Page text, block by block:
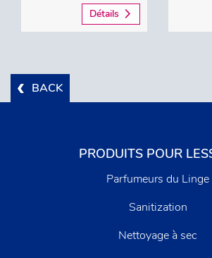
Détails
BACK
PRODUITS POUR
Parfumeurs du Linge
Sanitization
Nettoyage à sec